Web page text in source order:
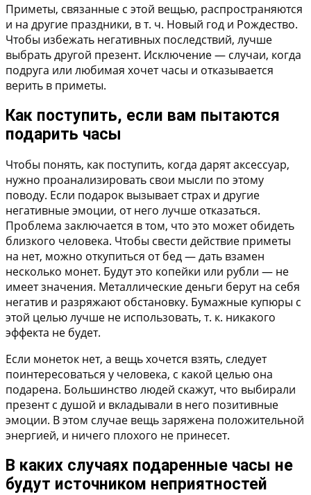
Приметы, связанные с этой вещью, распространяются
и на другие праздники, в т. ч. Новый год и Рождество.
Чтобы избежать негативных последствий, лучше
выбрать другой презент. Исключение — случаи, когда
подруга или любимая хочет часы и отказывается
верить в приметы.
Как поступить, если вам пытаются
подарить часы
Чтобы понять, как поступить, когда дарят аксессуар,
нужно проанализировать свои мысли по этому
поводу. Если подарок вызывает страх и другие
негативные эмоции, от него лучше отказаться.
Проблема заключается в том, что это может обидеть
близкого человека. Чтобы свести действие приметы
на нет, можно откупиться от бед — дать взамен
несколько монет. Будут это копейки или рубли — не
имеет значения. Металлические деньги берут на себя
негатив и разряжают обстановку. Бумажные купюры с
этой целью лучше не использовать, т. к. никакого
эффекта не будет.
Если монеток нет, а вещь хочется взять, следует
поинтересоваться у человека, с какой целью она
подарена. Большинство людей скажут, что выбирали
презент с душой и вкладывали в него позитивные
эмоции. В этом случае вещь заряжена положительной
энергией, и ничего плохого не принесет.
В каких случаях подаренные часы не
будут источником неприятностей